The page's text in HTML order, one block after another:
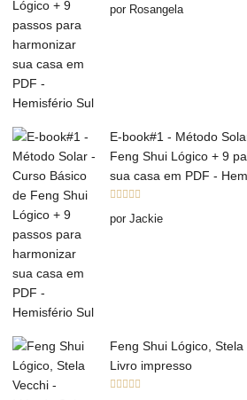
de 5
por Rosangela
E-book#1 - Método
Feng Shui Lógico + 9
sua casa em PDF -
de 5
por Jackie
Feng Shui Lógico,
Livro impresso